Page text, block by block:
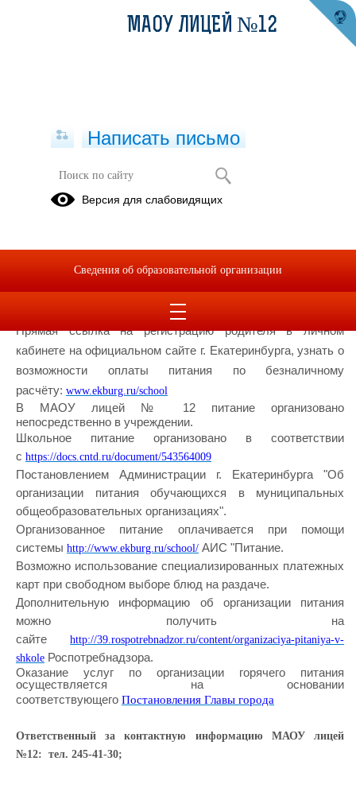
Условия питания обучающихся в
том числе лиц с ограниченными
Условия питания обучающихся, в том числе
Прямая ссылка на регистрацию родителя в личном
кабинете на официальном сайте г. Екатеринбурга, узнать о
возможности оплаты питания по безналичному
расчёту: www.ekburg.ru/school
В МАОУ лицей № 12 питание организовано
непосредственно в учреждении.
Школьное питание организовано в соответствии
с https://docs.cntd.ru/document/543564009
Постановлением Администрации г. Екатеринбурга "Об
организации питания обучающихся в муниципальных
общеобразовательных организациях".
Организованное питание оплачивается при помощи
системы http://www.ekburg.ru/school/ АИС "Питание.
Возможно использование специализированных платежных
карт при свободном выборе блюд на раздаче.
Дополнительную информацию об организации питания
можно получить на
сайте http://39.rospotrebnadzor.ru/content/organizaciya-pitaniya-v-
shkole Роспотребнадзора.
Оказание услуг по организации горячего питания
осуществляется на основании
соответствующего Постановления Главы города
Ответственный за контактную информацию МАОУ лицей
№12: тел. 245-41-30;
МАОУ ЛИЦЕЙ №12
Написать письмо
Версия для слабовидящих
Сведения об образовательной организации